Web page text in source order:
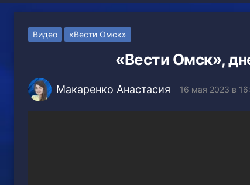
Видео «Вести Омск»
«Вести Омск»,
Макаренко Анастасия 16 мая 2023 в